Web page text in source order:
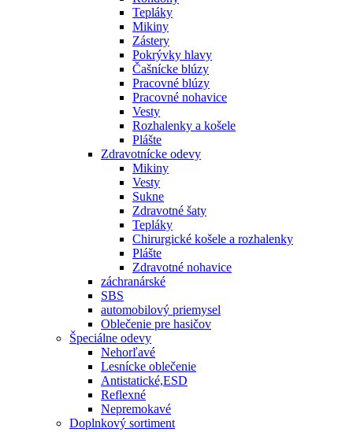
Tepláky
Mikiny
Zástery
Pokrývky hlavy
Čašnícke blúzy
Pracovné blúzy
Pracovné nohavice
Vesty
Rozhalenky a košele
Plášte
Zdravotnícke odevy
Mikiny
Vesty
Sukne
Zdravotné šaty
Tepláky
Chirurgické košele a rozhalenky
Plášte
Zdravotné nohavice
záchranárské
SBS
automobilový priemysel
Oblečenie pre hasičov
Špeciálne odevy
Nehorľavé
Lesnícke oblečenie
Antistatické,ESD
Reflexné
Nepremokavé
Doplnkový sortiment